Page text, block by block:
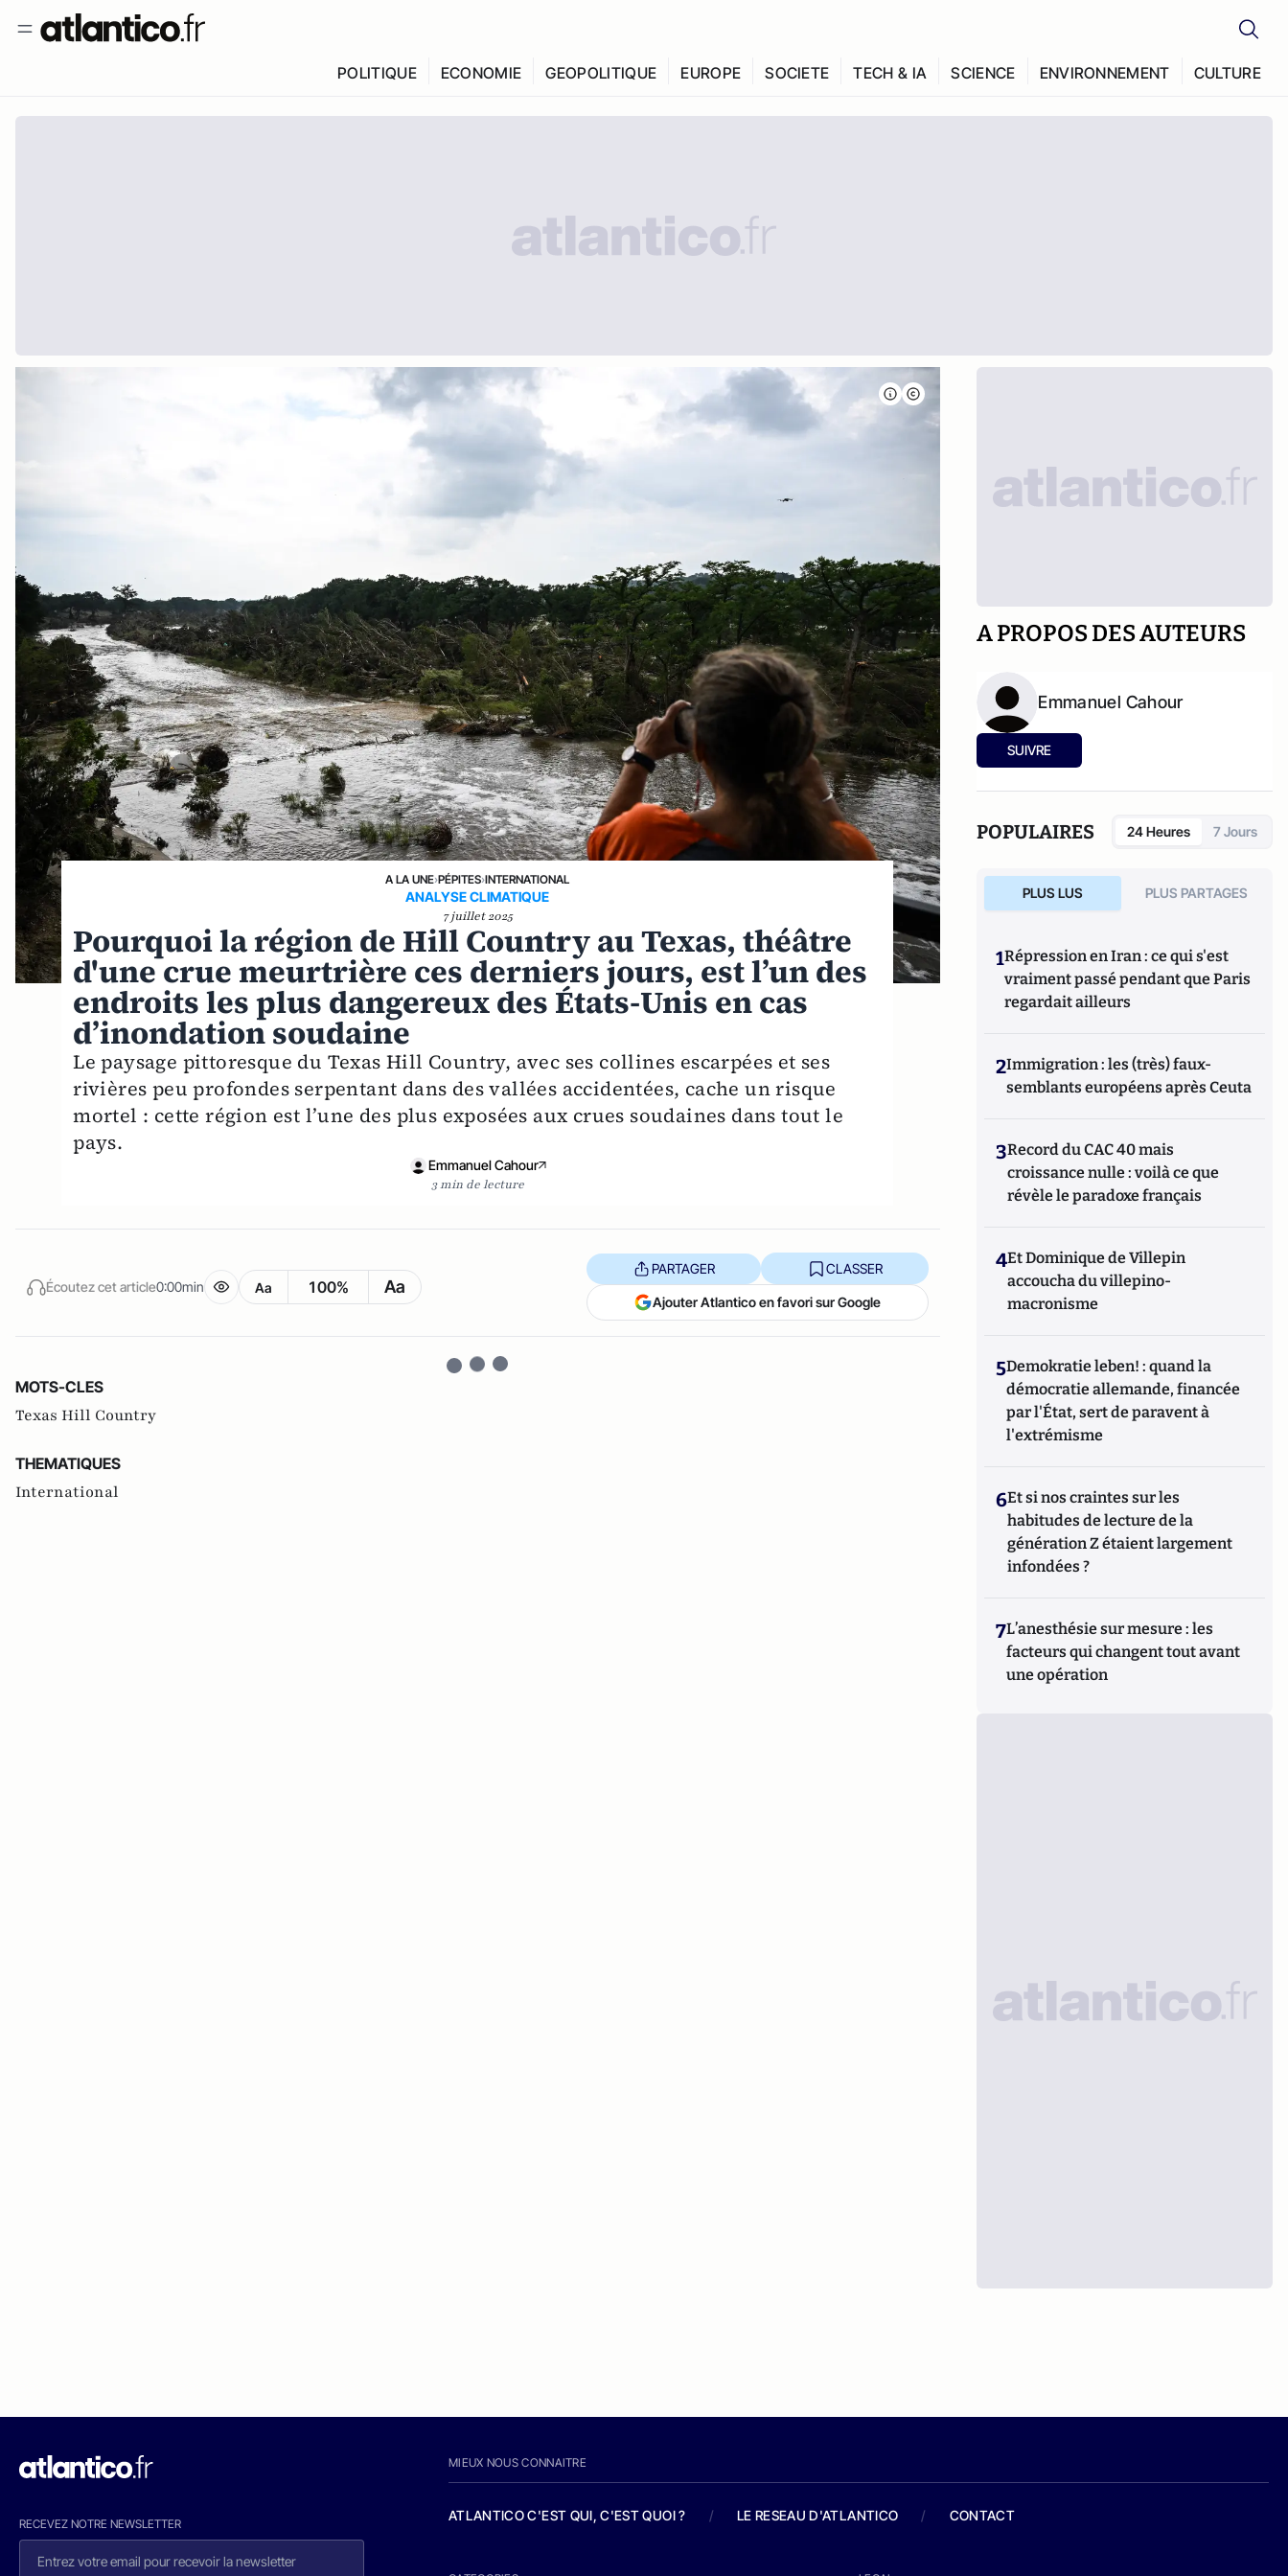
POLITIQUE ECONOMIE GEOPOLITIQUE EUROPE SOCIETE TECH & IA SCIENCE ENVIRONNEMENT CULTURE
A LA UNE›PÉPITES›INTERNATIONAL
ANALYSE CLIMATIQUE
7 juillet 2025
Pourquoi la région de Hill Country au Texas, théâtre
d'une crue meurtrière ces derniers jours, est l’un des
endroits les plus dangereux des États-Unis en cas
d’inondation soudaine
Le paysage pittoresque du Texas Hill Country, avec ses collines escarpées et ses
rivières peu profondes serpentant dans des vallées accidentées, cache un risque
mortel : cette région est l’une des plus exposées aux crues soudaines dans tout le
pays.
Emmanuel Cahour
3 min de lecture
Écoutez cet article0:00min Aa 100% Aa
PARTAGER CLASSER
Ajouter Atlantico en favori sur Google
MOTS-CLES
Texas Hill Country
THEMATIQUES
International
A PROPOS DES AUTEURS
Emmanuel Cahour
SUIVRE
POPULAIRES 24 Heures 7 Jours
PLUS LUS PLUS PARTAGES
1Répression en Iran : ce qui s'est
vraiment passé pendant que Paris
regardait ailleurs
2Immigration : les (très) faux-
semblants européens après Ceuta
3Record du CAC 40 mais
croissance nulle : voilà ce que
révèle le paradoxe français
4Et Dominique de Villepin
accoucha du villepino-
macronisme
5Demokratie leben! : quand la
démocratie allemande, financée
par l'État, sert de paravent à
l'extrémisme
6Et si nos craintes sur les
habitudes de lecture de la
génération Z étaient largement
infondées ?
7L’anesthésie sur mesure : les
facteurs qui changent tout avant
une opération
RECEVEZ NOTRE NEWSLETTER
MIEUX NOUS CONNAITRE
ATLANTICO C'EST QUI, C'EST QUOI ? / LE RESEAU D'ATLANTICO / CONTACT